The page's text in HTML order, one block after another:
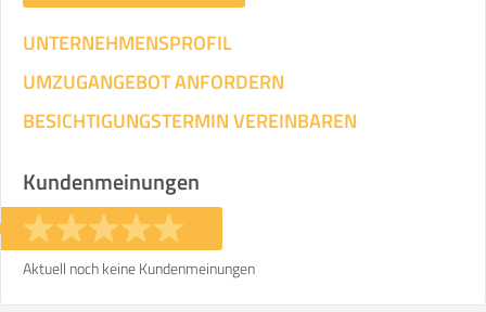
UNTERNEHMENSPROFIL
UMZUGANGEBOT ANFORDERN
BESICHTIGUNGSTERMIN VEREINBAREN
Kundenmeinungen
Aktuell noch keine Kundenmeinungen